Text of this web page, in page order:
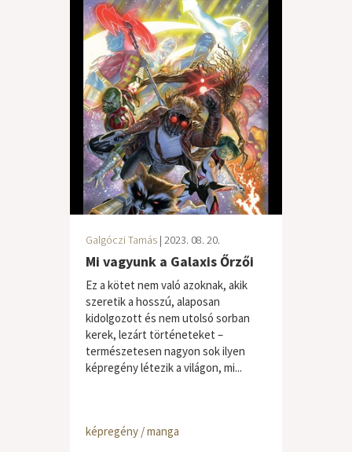
Galgóczi Tamás | 2023. 08. 20.
Mi vagyunk a Galaxis Őrzői
Ez a kötet nem való azoknak, akik
szeretik a hosszú, alaposan
kidolgozott és nem utolsó sorban
kerek, lezárt történeteket –
természetesen nagyon sok ilyen
képregény létezik a világon, mi...
képregény / manga